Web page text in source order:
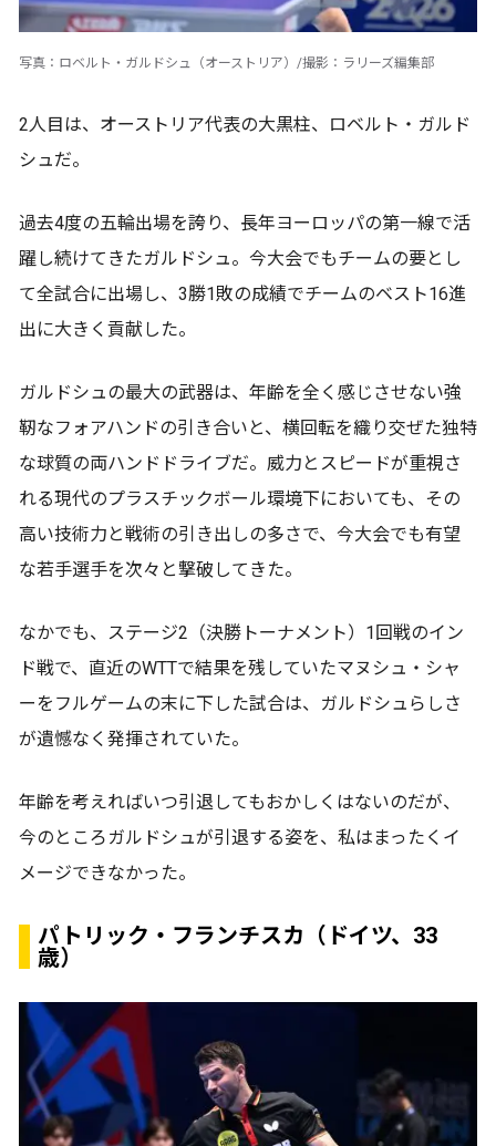
写真：ロベルト・ガルドシュ（オーストリア）/撮影：ラリーズ編集部
2人目は、オーストリア代表の大黒柱、ロベルト・ガルド
シュだ。
過去4度の五輪出場を誇り、長年ヨーロッパの第一線で活
躍し続けてきたガルドシュ。今大会でもチームの要とし
て全試合に出場し、3勝1敗の成績でチームのベスト16進
出に大きく貢献した。
ガルドシュの最大の武器は、年齢を全く感じさせない強
靭なフォアハンドの引き合いと、横回転を織り交ぜた独特
な球質の両ハンドドライブだ。威力とスピードが重視さ
れる現代のプラスチックボール環境下においても、その
高い技術力と戦術の引き出しの多さで、今大会でも有望
な若手選手を次々と撃破してきた。
なかでも、ステージ2（決勝トーナメント）1回戦のイン
ド戦で、直近のWTTで結果を残していたマヌシュ・シャ
ーをフルゲームの末に下した試合は、ガルドシュらしさ
が遺憾なく発揮されていた。
年齢を考えればいつ引退してもおかしくはないのだが、
今のところガルドシュが引退する姿を、私はまったくイ
メージできなかった。
パトリック・フランチスカ（ドイツ、33
歳）